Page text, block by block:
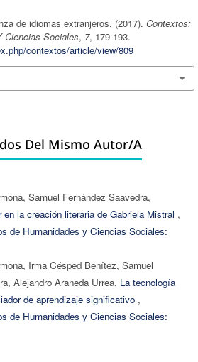
de idiomas extranjeros. (2017). Contextos:
Ciencias Sociales, 7, 179-193.
contextos/article/view/809
Del Mismo Autor/a
Samuel Fernández Saavedra,
en la creación literaria de Gabriela Mistral ,
de Humanidades y Ciencias Sociales:
Irma Césped Benítez, Samuel
Alejandro Araneda Urrea, La tecnología
de aprendizaje significativo ,
de Humanidades y Ciencias Sociales: